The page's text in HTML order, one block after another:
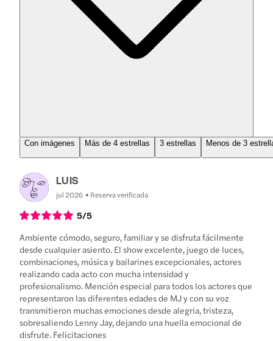
Con imágenes Más de 4 estrellas 3 estrellas Menos de 3
LUIS
jul 2026 Reserva verificada
5/5
Ambiente cómodo, seguro, familiar y se disfruta fácilmente
desde cualquier asiento. El show excelente, juego de luces,
combinaciones, música y bailarines excepcionales, actores
realizando cada acto con mucha intensidad y
profesionalismo. Mención especial para todos los actores que
representaron las diferentes edades de MJ y con su voz
transmitieron muchas emociones desde alegria, tristeza,
sobresaliendo Lenny Jay, dejando una huella emocional de
disfrute. Felicitaciones